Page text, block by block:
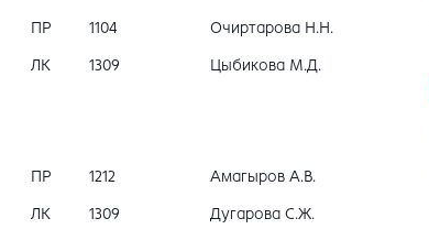
ПР 1104 Очиртарова Н.Н.
ЛК 1309 Цыбикова М.Д.
ПР 1212 Амагыров А.В.
ЛК 1309 Дугарова С.Ж.